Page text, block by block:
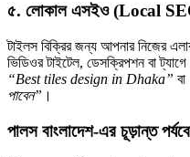
৫. লোকাল এসইও (Local
টাইলস বিক্রির জন্য আপনার নিজের
ভিডিওর টাইটেল, ডেসক্রিপশন বা
“Best tiles design in Dhaka” বা
পাবেন” ।
পালস বাংলাদেশ-এর চূড়ান্ত